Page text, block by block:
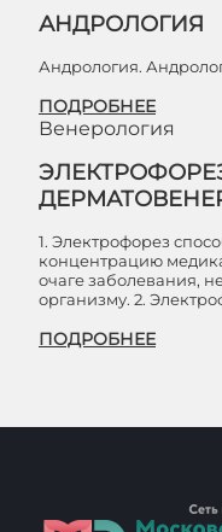
АНДРОЛОГИЯ
Андрология.
ПОДРОБНЕЕ
Венерология
1. Электрофорез
концентрацию
очаге заболевания,
организму. 2.
ПОДРОБНЕЕ